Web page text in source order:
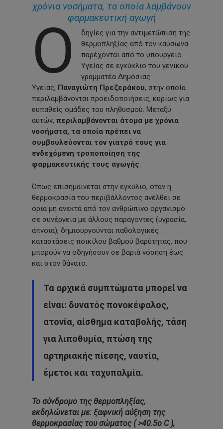
χρόνια νοσήματα, τα οποία λαμβάνουν
φαρμακευτική αγωγή
Ο
δηγίες για την αντιμετώπιση της
θερμοπληξίας από τον καύσωνα
παρέχονται από το υπουργείο
Υγείας σε εγκύκλιο του γενικού
γραμματέα Δημόσιας
Υγείας, Παναγιώτη Πρεζεράκου, στην οποία
περιλαμβάνονται προειδοποιήσεις, κυρίως για
ευπαθείς ομάδες του πληθυσμού. Μεταξύ
αυτών, περιλαμβάνονται άτομα με χρόνια
νοσήματα, τα οποία πρέπει να
συμβουλεύονται τον γιατρό τους για
ενδεχόμενη τροποποίηση της
φαρμακευτικής τους αγωγής.
Όπως επισημαίνεται στην εγκύλιο, όταν η
θερμοκρασία του περιβάλλοντος ανέλθει σε
όρια μη ανεκτά από τον ανθρώπινο οργανισμό
σε συνέργεια με άλλους παράγοντες (υγρασία,
άπνοια), δημιουργούνται παθολογικές
καταστάσεις ποικίλου βαθμού βαρύτητας, που
μπορούν να οδηγήσουν σε βαριά νόσηση έως
και στον θάνατο.
Τα αρχικά συμπτώματα μπορεί να
είναι: δυνατός πονοκέφαλος,
ατονία, αίσθημα καταβολής, τάση
για λιποθυμία, πτώση της
αρτηριακής πίεσης, ναυτία,
έμετοι και ταχυπαλμία.
Το σύνδρομο της θερμοπληξίας,
εκδηλώνεται με: ξαφνική αύξηση της
θερμοκρασίας του σώματος ( >40.5ο C ),